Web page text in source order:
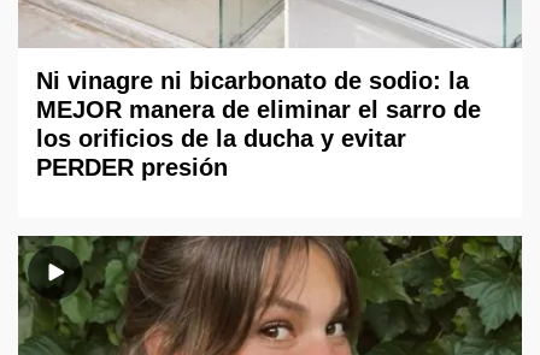
Ni vinagre ni bicarbonato de sodio: la
MEJOR manera de eliminar el sarro de
los orificios de la ducha y evitar
PERDER presión